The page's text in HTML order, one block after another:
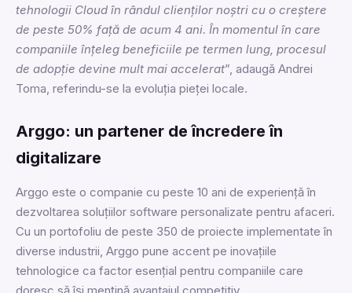
tehnologii Cloud în rândul clienților noștri cu o creștere
de peste 50% față de acum 4 ani. În momentul în care
companiile înțeleg beneficiile pe termen lung, procesul
de adopție devine mult mai accelerat”, adaugă Andrei
Toma, referindu-se la evoluția pieței locale.
Arggo: un partener de încredere în
digitalizare
Arggo este o companie cu peste 10 ani de experiență în
dezvoltarea soluțiilor software personalizate pentru afaceri.
Cu un portofoliu de peste 350 de proiecte implementate în
diverse industrii, Arggo pune accent pe inovațiile
tehnologice ca factor esențial pentru companiile care